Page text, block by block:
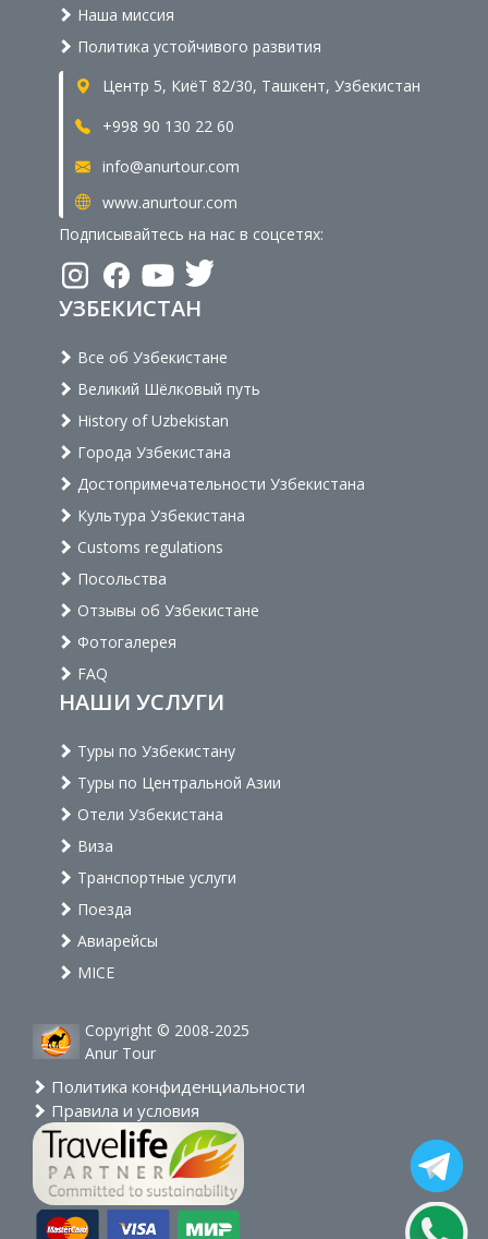
Наша миссия
Политика устойчивого развития
Центр 5, КиёТ 82/30, Ташкент, Узбекистан
+998 90 130 22 60
info@anurtour.com
www.anurtour.com
Подписывайтесь на нас в соцсетях:
УЗБЕКИСТАН
Все об Узбекистане
Великий Шёлковый путь
History of Uzbekistan
Города Узбекистана
Достопримечательности Узбекистана
Культура Узбекистана
Customs regulations
Посольства
Отзывы об Узбекистане
Фотогалерея
FAQ
НАШИ УСЛУГИ
Туры по Узбекистану
Туры по Центральной Азии
Отели Узбекистана
Виза
Транспортные услуги
Поезда
Авиарейсы
MICE
Copyright © 2008-2025
Anur Tour
Политика конфиденциальности
Правила и условия